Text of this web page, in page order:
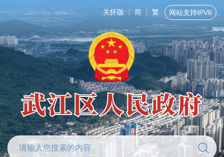
关怀版 简 繁 网站支持IPV6